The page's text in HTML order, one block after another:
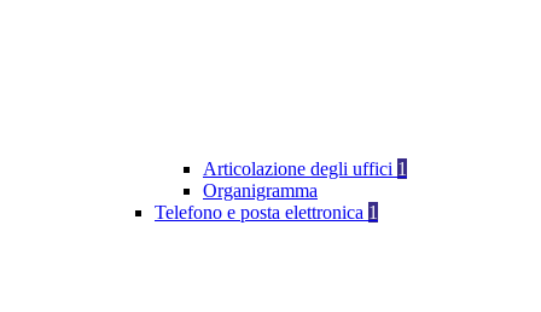
Articolazione degli uffici 1
Organigramma
Telefono e posta elettronica 1